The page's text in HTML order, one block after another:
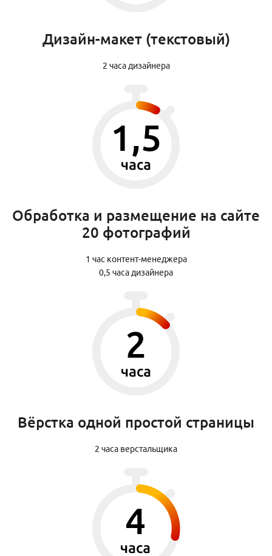
Дизайн-макет (текстовый)
2 часа дизайнера
Обработка и размещение на сайте
20 фотографий
1 час контент-менеджера
0,5 часа дизайнера
Вёрстка одной простой страницы
2 часа верстальщика